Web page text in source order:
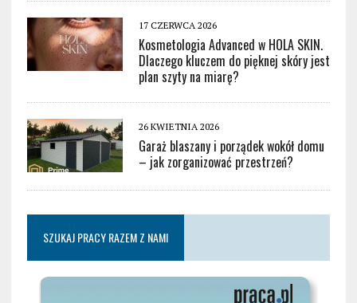
17 CZERWCA 2026
Kosmetologia Advanced w HOLA SKIN.
Dlaczego kluczem do pięknej skóry jest
plan szyty na miarę?
26 KWIETNIA 2026
Garaż blaszany i porządek wokół domu
– jak zorganizować przestrzeń?
SZUKAJ PRACY RAZEM Z NAMI